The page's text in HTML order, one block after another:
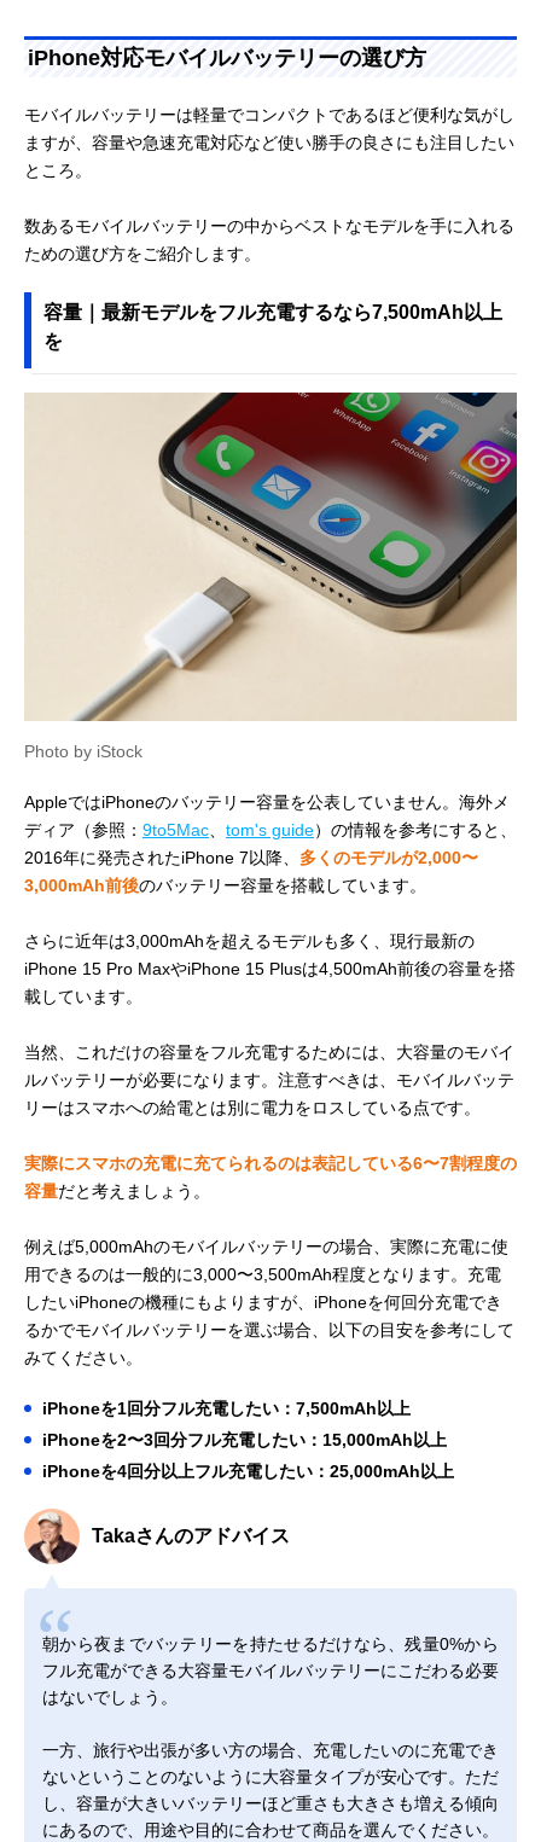
iPhone対応モバイルバッテリーの選び方
モバイルバッテリーは軽量でコンパクトであるほど便利な気がし
ますが、容量や急速充電対応など使い勝手の良さにも注目したい
ところ。
数あるモバイルバッテリーの中からベストなモデルを手に入れる
ための選び方をご紹介します。
容量｜最新モデルをフル充電するなら7,500mAh以上
を
Photo by iStock
AppleではiPhoneのバッテリー容量を公表していません。海外メ
ディア（参照： 9to5Mac tom's guide）の情報を参考にすると、
2016年に発売されたiPhone 7以降、 多くのモデルが2,000〜
3,000mAh前後のバッテリー容量を搭載しています。
さらに近年は3,000mAhを超えるモデルも多く、現行最新の
iPhone 15 Pro MaxやiPhone 15 Plusは4,500mAh前後の容量を搭
載しています。
当然、これだけの容量をフル充電するためには、大容量のモバイ
ルバッテリーが必要になります。注意すべきは、モバイルバッテ
リーはスマホへの給電とは別に電力をロスしている点です。
実際にスマホの充電に充てられるのは表記している6〜7割程度の
容量だと考えましょう。
例えば5,000mAhのモバイルバッテリーの場合、実際に充電に使
用できるのは一般的に3,000〜3,500mAh程度となります。充電
したいiPhoneの機種にもよりますが、iPhoneを何回分充電でき
るかでモバイルバッテリーを選ぶ場合、以下の目安を参考にして
みてください。
iPhoneを1回分フル充電したい：7,500mAh以上
iPhoneを2〜3回分フル充電したい：15,000mAh以上
iPhoneを4回分以上フル充電したい：25,000mAh以上
Takaさんのアドバイス
朝から夜までバッテリーを持たせるだけなら、残量0%から
フル充電ができる大容量モバイルバッテリーにこだわる必要
はないでしょう。
一方、旅行や出張が多い方の場合、充電したいのに充電でき
ないということのないように大容量タイプが安心です。ただ
し、容量が大きいバッテリーほど重さも大きさも増える傾向
にあるので、用途や目的に合わせて商品を選んでください。